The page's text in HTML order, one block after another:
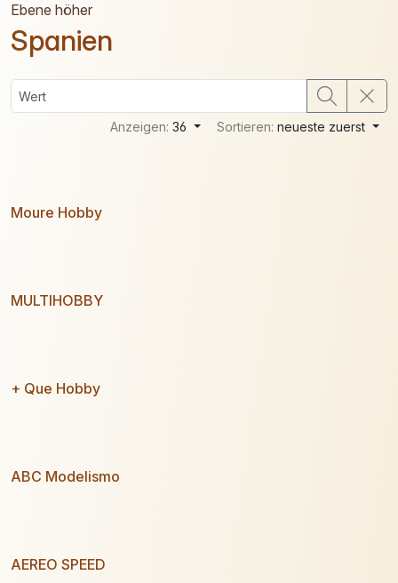
Ebene höher
Spanien
Anzeigen:36 Sortieren:neueste zuerst
Moure Hobby
MULTIHOBBY
+ Que Hobby
ABC Modelismo
AEREO SPEED